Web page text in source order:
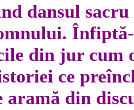
dansul
din jur cum
ce
aramă din